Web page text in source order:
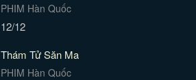
PHIM Hàn Quốc
12/12
Thám Tử Săn Ma
PHIM Hàn Quốc